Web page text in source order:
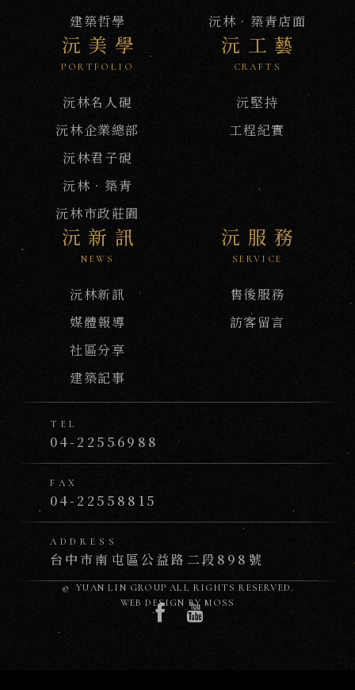
新
訊
建築哲學
沅林．築青店面
沅美學
PORTFOLIO
沅林名人硯
沅林企業總部
沅林君子硯
沅林．築青
沅林市政莊園
沅工藝
CRAFTS
沅堅持
工程紀實
沅新訊
NEWS
沅林新訊
媒體報導
社區分享
建築記事
沅服務
SERVICE
售後服務
訪客留言
TEL
04-22556988
FAX
04-22558815
ADDRESS
台中市南屯區公益路二段898號
© YUAN LIN GROUPALL RIGHTS RESERVED.
WEB DESIGN BYMOSS